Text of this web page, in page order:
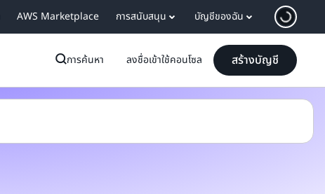
AWS Marketplace การสนับสนุน บัญชีของฉัน
การค้นหา ลงชื่อเข้าใช้คอนโซล สร้างบัญชี